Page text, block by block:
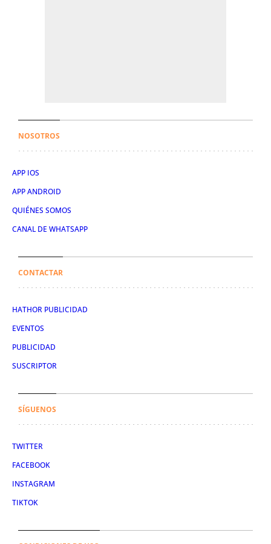
NOSOTROS
APP IOS
APP ANDROID
QUIÉNES SOMOS
CANAL DE WHATSAPP
CONTACTAR
HATHOR PUBLICIDAD
EVENTOS
PUBLICIDAD
SUSCRIPTOR
SÍGUENOS
TWITTER
FACEBOOK
INSTAGRAM
TIKTOK